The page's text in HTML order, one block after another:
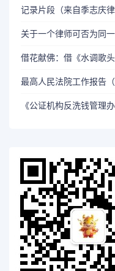
记录片段（来自季志庆律
《公证机构反洗钱管理